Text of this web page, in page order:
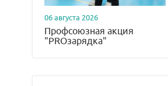
06 августа 2026
Профсоюзная акция
"PROзарядка"